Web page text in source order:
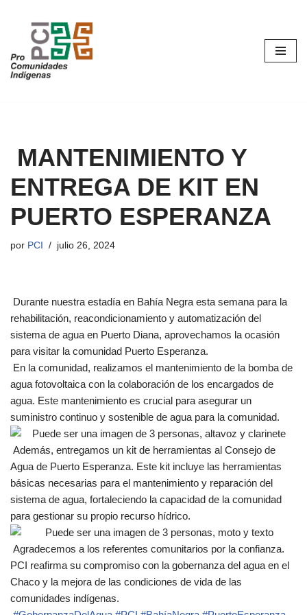
Saltar
al
contenido
MANTENIMIENTO Y
ENTREGA DE KIT EN
PUERTO ESPERANZA
por PCI julio 26, 2024
Durante nuestra estadía en Bahía Negra esta semana para la
rehabilitación, reacondicionamiento y automatización del
sistema de agua en Puerto Diana, aprovechamos la ocasión
para visitar la comunidad Puerto Esperanza.
En la comunidad, realizamos el mantenimiento de la bomba de
agua fotovoltaica con la colaboración de los encargados de
agua. Este mantenimiento es crucial para asegurar un
suministro continuo y sostenible de agua para la comunidad.
Además, entregamos un kit de herramientas al Consejo de
Agua de Puerto Esperanza. Este kit incluye las herramientas
básicas necesarias para el mantenimiento y reparación del
sistema de agua, fortaleciendo la capacidad de la comunidad
para gestionar su propio recurso hídrico.
Agradecemos a los referentes comunitarios por la confianza.
PCI reafirma su compromiso con la gobernanza del agua en el
Chaco y la mejora de las condiciones de vida de las
comunidades indígenas.